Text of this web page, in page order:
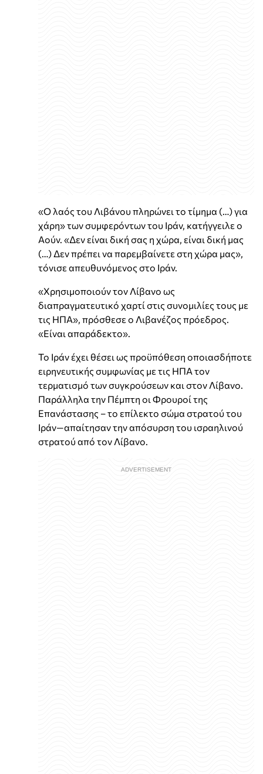
«Ο λαός του Λιβάνου πληρώνει το τίμημα (…) για
χάρη» των συμφερόντων του Ιράν, κατήγγειλε ο
Αούν. «Δεν είναι δική σας η χώρα, είναι δική μας
(…) Δεν πρέπει να παρεμβαίνετε στη χώρα μας»,
τόνισε απευθυνόμενος στο Ιράν.
«Χρησιμοποιούν τον Λίβανο ως
διαπραγματευτικό χαρτί στις συνομιλίες τους με
τις ΗΠΑ», πρόσθεσε ο Λιβανέζος πρόεδρος.
«Είναι απαράδεκτο».
Το Ιράν έχει θέσει ως προϋπόθεση οποιασδήποτε
ειρηνευτικής συμφωνίας με τις ΗΠΑ τον
τερματισμό των συγκρούσεων και στον Λίβανο.
Παράλληλα την Πέμπτη οι Φρουροί της
Επανάστασης – το επίλεκτο σώμα στρατού του
Ιράν—απαίτησαν την απόσυρση του ισραηλινού
στρατού από τον Λίβανο.